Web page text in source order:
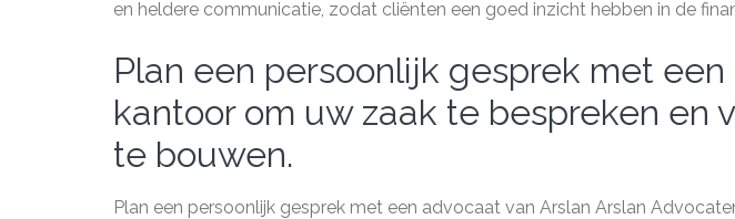
en heldere communicatie, zodat cliënten een goed inzicht hebben in de
Plan een persoonlijk gesprek met
kantoor om uw zaak te bespreken en
te bouwen.
Plan een persoonlijk gesprek met een advocaat van Arslan Arslan